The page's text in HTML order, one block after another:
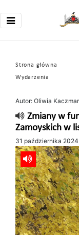
Strona główna
Wydarzenia
Autor: Oliwia
Zmiany w
Zamoyskich w
31 października 2024